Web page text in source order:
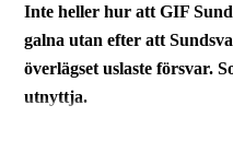
Inte heller hur att GIF
galna utan efter att
överlägset uslaste försvar.
utnyttja.